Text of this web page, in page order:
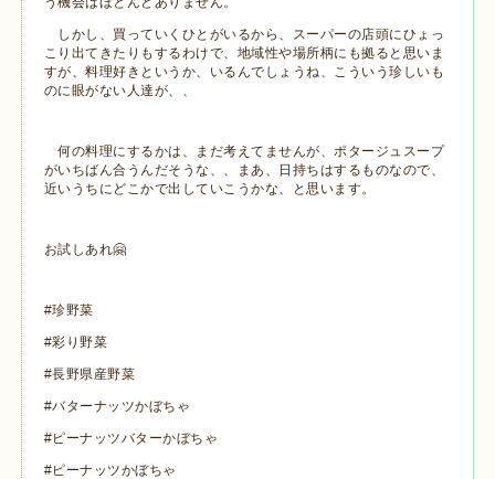
しかし、買っていくひとがいるから、スーパーの店頭にひょっ
こり出てきたりもするわけで、地域性や場所柄にも拠ると思いま
すが、料理好きというか、いるんでしょうね、こういう珍しいも
のに眼がない人達が、、
何の料理にするかは、まだ考えてませんが、ポタージュスープ
がいちばん合うんだそうな、、まあ、日持ちはするものなので、
近いうちにどこかで出していこうかな、と思います。
お試しあれ🤗
#珍野菜
#彩り野菜
#長野県産野菜
#バターナッツかぼちゃ
#ピーナッツバターかぼちゃ
#ピーナッツかぼちゃ